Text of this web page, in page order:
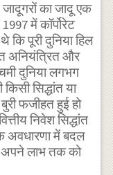
का जादू एक
में कॉर्पोरेट
पूरी दुनिया हिल
अनियंत्रित और
दुनिया लगभग
सिद्धांत या
फजीहत हुई हो
निवेश सिद्धांत
अवधारणा में बदल
अपने लाभ तक को